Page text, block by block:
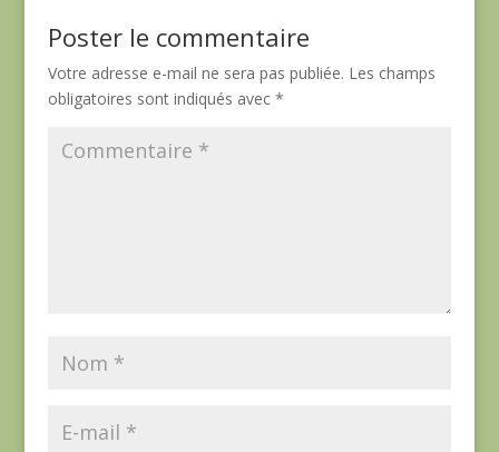
Poster le commentaire
Votre adresse e-mail ne sera pas publiée. Les champs
obligatoires sont indiqués avec *